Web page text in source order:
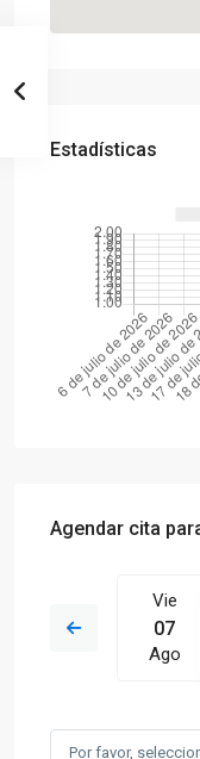
Estadísticas
Agendar cita
16
Vie
07
Ago